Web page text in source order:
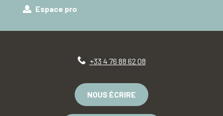
Espace pro
+33 4 76 88 62 08
NOUS ÉCRIRE